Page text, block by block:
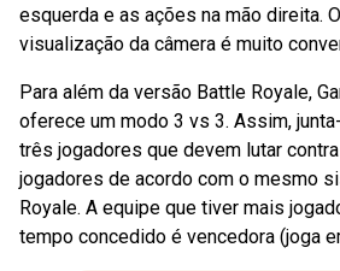
esquerda e as ações na mão direita.
visualização da câmera é muito
Para além da versão Battle Royale,
oferece um modo 3 vs 3. Assim,
três jogadores que devem lutar
jogadores de acordo com o mesmo
Royale. A equipe que tiver mais
tempo concedido é vencedora (joga